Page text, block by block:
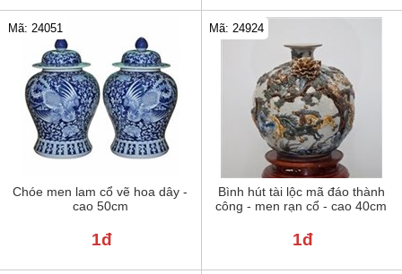
Chóe men lam cổ vẽ hoa dây -
cao 50cm
Mã: 24051
1đ
Bình hút tài lộc mã đáo thành
công - men rạn cổ - cao 40cm
Mã: 24924
1đ